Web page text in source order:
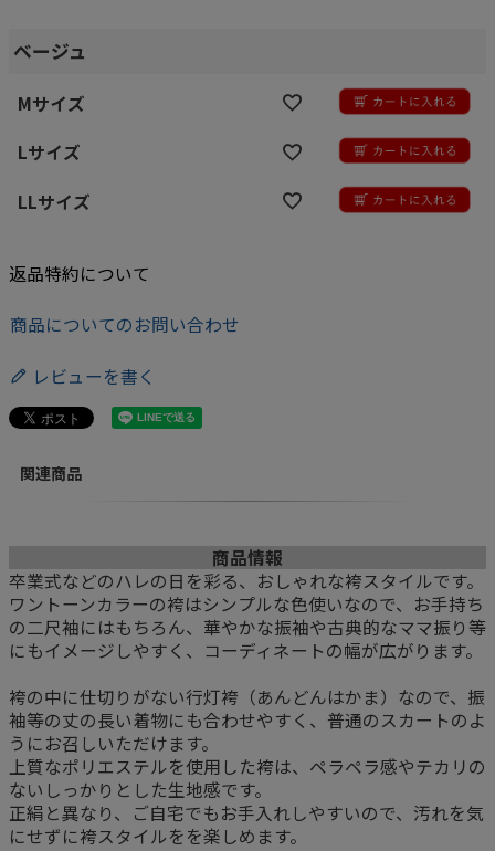
ベージュ
Mサイズ
Lサイズ
LLサイズ
返品特約について
商品についてのお問い合わせ
レビューを書く
関連商品
商品情報
卒業式などのハレの日を彩る、おしゃれな袴スタイルです。
ワントーンカラーの袴はシンプルな色使いなので、お手持ち
の二尺袖にはもちろん、華やかな振袖や古典的なママ振り等
にもイメージしやすく、コーディネートの幅が広がります。
袴の中に仕切りがない行灯袴（あんどんはかま）なので、振
袖等の丈の長い着物にも合わせやすく、普通のスカートのよ
うにお召しいただけます。
上質なポリエステルを使用した袴は、ペラペラ感やテカリの
ないしっかりとした生地感です。
正絹と異なり、ご自宅でもお手入れしやすいので、汚れを気
にせずに袴スタイルをを楽しめます。